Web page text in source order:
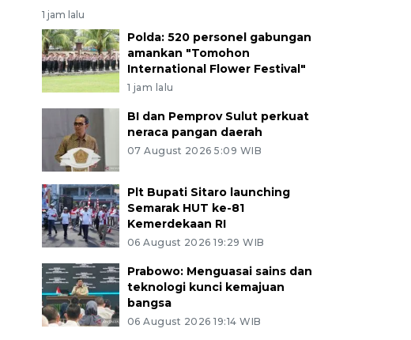
1 jam lalu
Polda: 520 personel gabungan
amankan "Tomohon
International Flower Festival"
1 jam lalu
BI dan Pemprov Sulut perkuat
neraca pangan daerah
07 August 2026 5:09 WIB
Plt Bupati Sitaro launching
Semarak HUT ke-81
Kemerdekaan RI
06 August 2026 19:29 WIB
Prabowo: Menguasai sains dan
teknologi kunci kemajuan
bangsa
06 August 2026 19:14 WIB